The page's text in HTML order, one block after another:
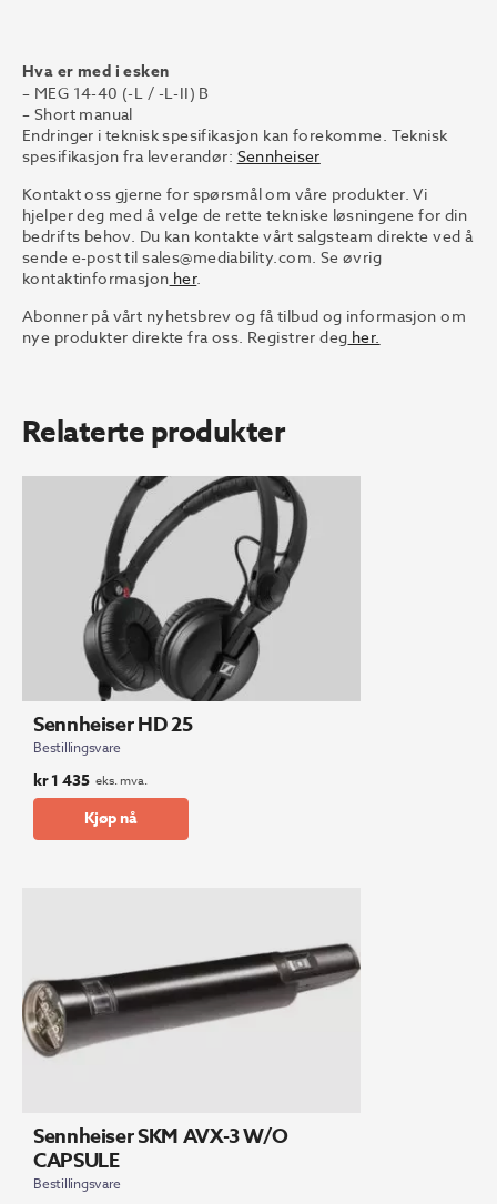
Hva er med i esken
– MEG 14-40 (-L / -L-II) B
– Short manual
Endringer i teknisk spesifikasjon kan forekomme. Teknisk
spesifikasjon fra leverandør: Sennheiser
Kontakt oss gjerne for spørsmål om våre produkter. Vi
hjelper deg med å velge de rette tekniske løsningene for din
bedrifts behov. Du kan kontakte vårt salgsteam direkte ved å
sende e-post tilsales@mediability.com. Se øvrig
kontaktinformasjon her.
Abonner på vårt nyhetsbrev og få tilbud og informasjon om
nye produkter direkte fra oss. Registrer deg her.
Relaterte produkter
Sennheiser HD 25
Bestillingsvare
kr1 435 eks. mva.
Kjøp nå
Sennheiser SKM AVX-3 W/O
CAPSULE
Bestillingsvare